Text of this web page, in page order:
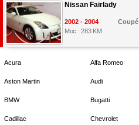
Nissan Fairlady
2002 - 2004
Coupé
Moc : 283 KM
Acura Alfa Romeo
Aston Martin Audi
BMW Bugatti
Cadillac Chevrolet